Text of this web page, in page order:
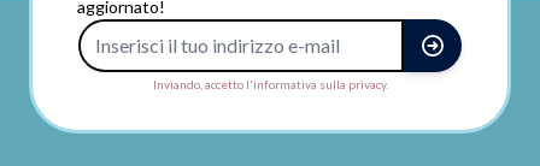
aggiornato!
Inviando, accetto l'informativa sulla privacy.